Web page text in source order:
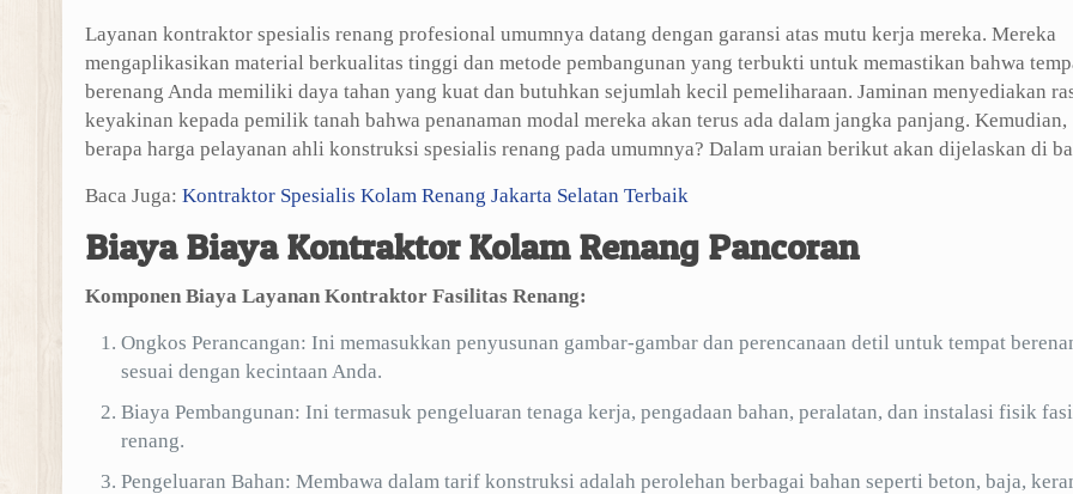
Layanan kontraktor spesialis renang profesional umumnya datang dengan garansi atas mutu kerja mereka. Mereka
mengaplikasikan material berkualitas tinggi dan metode pembangunan yang terbukti untuk memastikan bahwa
berenang Anda memiliki daya tahan yang kuat dan butuhkan sejumlah kecil pemeliharaan. Jaminan menyediakan
keyakinan kepada pemilik tanah bahwa penanaman modal mereka akan terus ada dalam jangka panjang. Kemudian,
berapa harga pelayanan ahli konstruksi spesialis renang pada umumnya? Dalam uraian berikut akan dijelaskan di
Baca Juga: Kontraktor Spesialis Kolam Renang Jakarta Selatan Terbaik
Biaya Biaya Kontraktor Kolam Renang Pancoran
Komponen Biaya Layanan Kontraktor Fasilitas Renang:
Ongkos Perancangan: Ini memasukkan penyusunan gambar-gambar dan perencanaan detil untuk tempat
sesuai dengan kecintaan Anda.
Biaya Pembangunan: Ini termasuk pengeluaran tenaga kerja, pengadaan bahan, peralatan, dan instalasi fisik
renang.
Pengeluaran Bahan: Membawa dalam tarif konstruksi adalah perolehan berbagai bahan seperti beton, baja,